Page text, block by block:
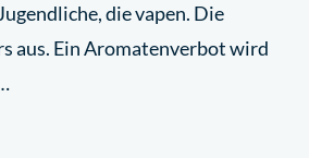
die vapen. Die
aus. Ein Aromatenverbot wird